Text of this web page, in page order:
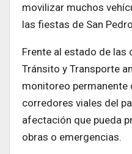
movilizar muchos
las fiestas de San
Frente al estado de las
Tránsito y Transporte
monitoreo permanente
corredores viales del
afectación que pueda
obras o emergencias.